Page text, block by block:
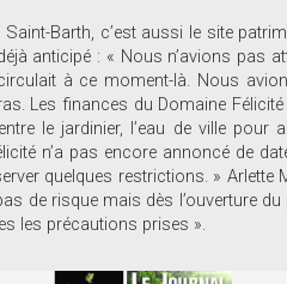
Saint-Barth, c’est aussi le site
anticipé : « Nous n’avions pas
à ce moment-là. Nous
Les finances du Domaine
le jardinier, l’eau de ville
n’a pas encore annoncé de
quelques restrictions. » Arlette
de risque mais dès l’ouverture
les précautions prises ».